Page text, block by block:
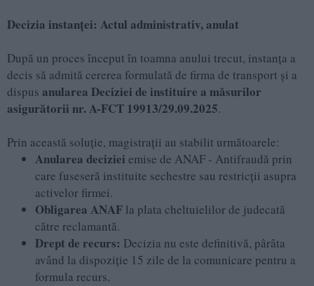
Decizia instanței: Actul administrativ, anulat
După un proces început în toamna anului trecut, instanța a
decis să admită cererea formulată de firma de transport și a
dispus anularea Deciziei de instituire a măsurilor
asigurătorii nr. A-FCT 19913/29.09.2025.
Prin această soluție, magistrații au stabilit următoarele:
Anularea deciziei emise de ANAF - Antifraudă prin
care fuseseră instituite sechestre sau restricții asupra
activelor firmei.
Obligarea ANAF la plata cheltuielilor de judecată
către reclamantă.
Drept de recurs: Decizia nu este definitivă, pârâta
având la dispoziție 15 zile de la comunicare pentru a
formula recurs.